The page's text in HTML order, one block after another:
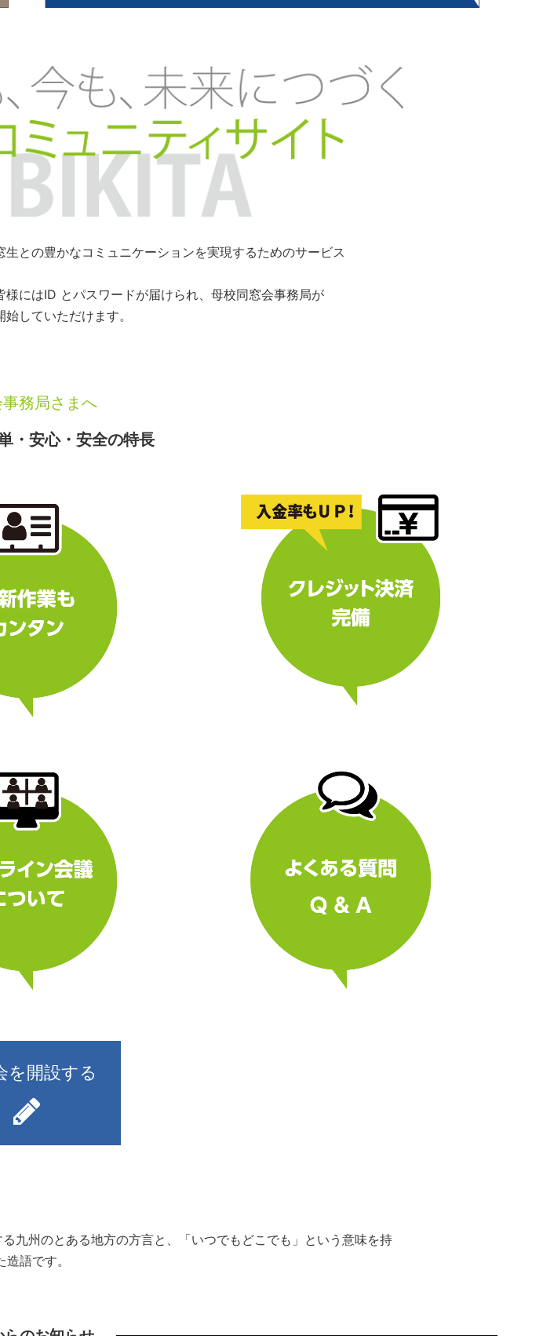
との豊かなコミュニケーションを実現するためのサービス
にはID とパスワードが届けられ、母校同窓会事務局が
していただけます。
務局さまへ
・安心・安全の特長
を開設する
九州のとある地方の方言と、「いつでもどこでも」という意味を持
語です。